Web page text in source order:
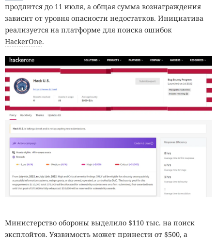
продлится до 11 июля, а общая сумма вознаграждения
зависит от уровня опасности недостатков. Инициатива
реализуется на платформе для поиска ошибок
HackerOne.
Министерство обороны выделило $110 тыс. на поиск
эксплойтов. Уязвимость может принести от $500, а